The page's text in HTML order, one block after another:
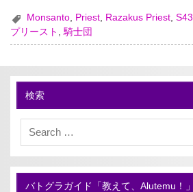
Monsanto, Priest, Razakus Priest,S43
プリースト
,騎士団
検索
バトグラガイド「教えて、Alutemu！」